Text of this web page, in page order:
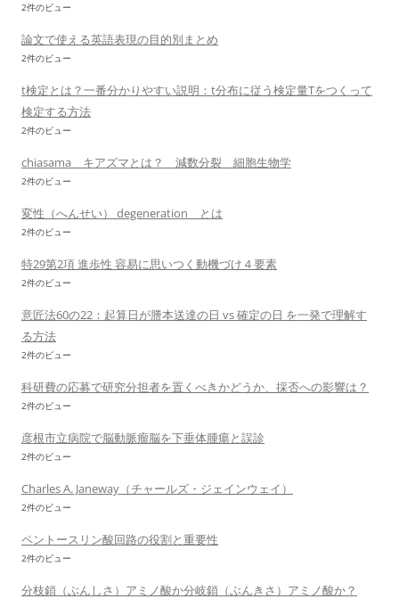
2件のビュー
論文で使える英語表現の目的別まとめ
2件のビュー
t検定とは？一番分かりやすい説明：t分布に従う検定量Tをつくって
検定する方法
2件のビュー
chiasama キアズマとは？ 減数分裂 細胞生物学
2件のビュー
変性（へんせい） degeneration とは
2件のビュー
特29第2項 進歩性 容易に思いつく動機づけ４要素
2件のビュー
意匠法60の22：起算日が謄本送達の日 vs 確定の日 を一発で理解す
る方法
2件のビュー
科研費の応募で研究分担者を置くべきかどうか、採否への影響は？
2件のビュー
彦根市立病院で脳動脈瘤脳を下垂体腫瘍と誤診
2件のビュー
Charles A. Janeway（チャールズ・ジェインウェイ）
2件のビュー
ペントースリン酸回路の役割と重要性
2件のビュー
分枝鎖（ぶんしさ）アミノ酸か分岐鎖（ぶんきさ）アミノ酸か？